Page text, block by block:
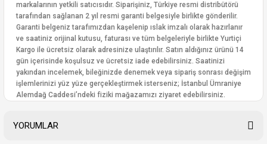
markalarının yetkili satıcısıdır. Siparişiniz, Türkiye resmi distribütörü
tarafından sağlanan 2 yıl resmi garanti belgesiyle birlikte gönderilir.
Garanti belgeniz tarafımızdan kaşelenip ıslak imzalı olarak hazırlanır
ve saatiniz orijinal kutusu, faturası ve tüm belgeleriyle birlikte Yurtiçi
Kargo ile ücretsiz olarak adresinize ulaştırılır. Satın aldığınız ürünü 14
gün içerisinde koşulsuz ve ücretsiz iade edebilirsiniz. Saatinizi
yakından incelemek, bileğinizde denemek veya sipariş sonrası değişim
işlemlerinizi yüz yüze gerçekleştirmek isterseniz; İstanbul Ümraniye
Alemdağ Caddesi’ndeki fiziki mağazamızı ziyaret edebilirsiniz.
YORUMLAR